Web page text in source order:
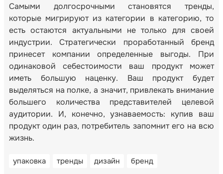
Самыми долгосрочными становятся тренды,
которые мигрируют из категории в категорию, то
есть остаются актуальными не только для своей
индустрии. Стратегически проработанный бренд
принесет компании определенные выгоды. При
одинаковой себестоимости ваш продукт может
иметь большую наценку. Ваш продукт будет
выделяться на полке, а значит, привлекать внимание
большего количества представителей целевой
аудитории. И, конечно, узнаваемость: купив ваш
продукт один раз, потребитель запомнит его на всю
жизнь.
упаковка тренды дизайн бренд